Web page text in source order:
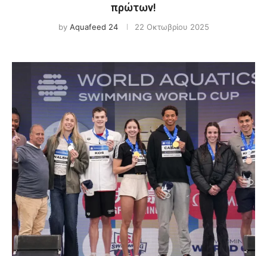
πρώτων!
by Aquafeed 24 22 Οκτωβρίου 2025